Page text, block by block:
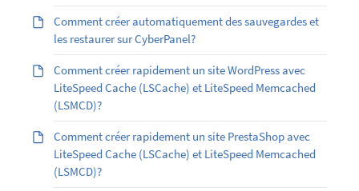
Comment créer automatiquement des sauvegardes et
les restaurer sur CyberPanel?
Comment créer rapidement un site WordPress avec
LiteSpeed Cache (LSCache) et LiteSpeed Memcached
(LSMCD)?
Comment créer rapidement un site PrestaShop avec
LiteSpeed Cache (LSCache) et LiteSpeed Memcached
(LSMCD)?